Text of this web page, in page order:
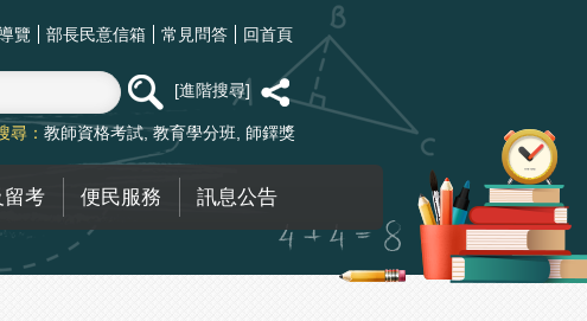
覽 部長民意信箱 常見問答 回首頁
進階搜尋
尋： 教師資格考試 教育學分班 師鐸獎
留考 便民服務 訊息公告